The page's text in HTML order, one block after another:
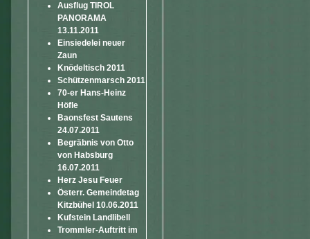
Ausflug TIROL
PANORAMA
13.11.2011
Einsiedelei neuer
Zaun
Knödeltisch 2011
Schützenmarsch 2011
70-er Hans-Heinz
Höfle
Baonsfest Sautens
24.07.2011
Begräbnis von Otto
von Habsburg
16.07.2011
Herz Jesu Feuer
Österr. Gemeindetag
Kitzbühel 10.06.2011
Kufstein Landlibell
Trommler-Auftritt im